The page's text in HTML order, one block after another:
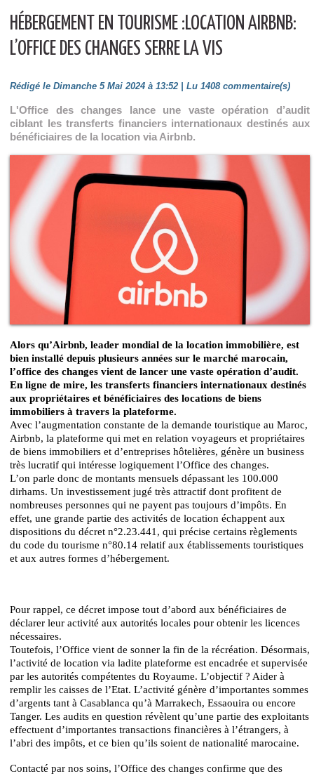
HÉBERGEMENT EN TOURISME :LOCATION AIRBNB:
L’OFFICE DES CHANGES SERRE LA VIS
Rédigé le Dimanche 5 Mai 2024 à 13:52 | Lu 1408 commentaire(s)
L'Office des changes lance une vaste opération d’audit
ciblant les transferts financiers internationaux destinés aux
bénéficiaires de la location via Airbnb.
Alors qu’Airbnb, leader mondial de la location immobilière, est
bien installé depuis plusieurs années sur le marché marocain,
l’office des changes vient de lancer une vaste opération d’audit.
En ligne de mire, les transferts financiers internationaux destinés
aux propriétaires et bénéficiaires des locations de biens
immobiliers à travers la plateforme.
Avec l’augmentation constante de la demande touristique au Maroc,
Airbnb, la plateforme qui met en relation voyageurs et propriétaires
de biens immobiliers et d’entreprises hôtelières, génère un business
très lucratif qui intéresse logiquement l’Office des changes.
L’on parle donc de montants mensuels dépassant les 100.000
dirhams. Un investissement jugé très attractif dont profitent de
nombreuses personnes qui ne payent pas toujours d’impôts. En
effet, une grande partie des activités de location échappent aux
dispositions du décret n°2.23.441, qui précise certains règlements
du code du tourisme n°80.14 relatif aux établissements touristiques
et aux autres formes d’hébergement.
Pour rappel, ce décret impose tout d’abord aux bénéficiaires de
déclarer leur activité aux autorités locales pour obtenir les licences
nécessaires.
Toutefois, l’Office vient de sonner la fin de la récréation. Désormais,
l’activité de location via ladite plateforme est encadrée et supervisée
par les autorités compétentes du Royaume. L’objectif ? Aider à
remplir les caisses de l’Etat. L’activité génère d’importantes sommes
d’argents tant à Casablanca qu’à Marrakech, Essaouira ou encore
Tanger. Les audits en question révèlent qu’une partie des exploitants
effectuent d’importantes transactions financières à l’étrangers, à
l’abri des impôts, et ce bien qu’ils soient de nationalité marocaine.
Contacté par nos soins, l’Office des changes confirme que des